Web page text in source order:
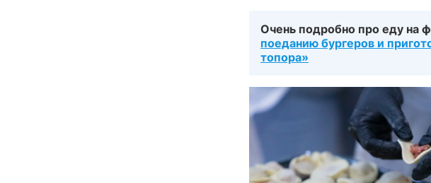
Очень подробно про еду на
поеданию бургеров и
топора»